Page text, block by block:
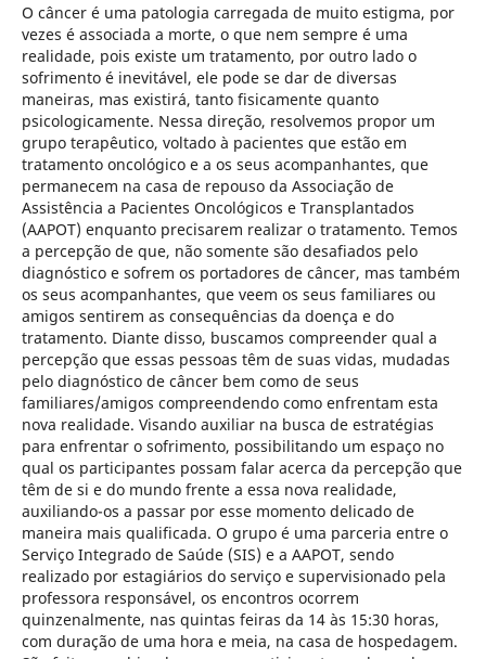
O câncer é uma patologia carregada de muito estigma, por
vezes é associada a morte, o que nem sempre é uma
realidade, pois existe um tratamento, por outro lado o
sofrimento é inevitável, ele pode se dar de diversas
maneiras, mas existirá, tanto fisicamente quanto
psicologicamente. Nessa direção, resolvemos propor um
grupo terapêutico, voltado à pacientes que estão em
tratamento oncológico e a os seus acompanhantes, que
permanecem na casa de repouso da Associação de
Assistência a Pacientes Oncológicos e Transplantados
(AAPOT) enquanto precisarem realizar o tratamento. Temos
a percepção de que, não somente são desafiados pelo
diagnóstico e sofrem os portadores de câncer, mas também
os seus acompanhantes, que veem os seus familiares ou
amigos sentirem as consequências da doença e do
tratamento. Diante disso, buscamos compreender qual a
percepção que essas pessoas têm de suas vidas, mudadas
pelo diagnóstico de câncer bem como de seus
familiares/amigos compreendendo como enfrentam esta
nova realidade. Visando auxiliar na busca de estratégias
para enfrentar o sofrimento, possibilitando um espaço no
qual os participantes possam falar acerca da percepção que
têm de si e do mundo frente a essa nova realidade,
auxiliando-os a passar por esse momento delicado de
maneira mais qualificada. O grupo é uma parceria entre o
Serviço Integrado de Saúde (SIS) e a AAPOT, sendo
realizado por estagiários do serviço e supervisionado pela
professora responsável, os encontros ocorrem
quinzenalmente, nas quintas feiras da 14 às 15:30 horas,
com duração de uma hora e meia, na casa de hospedagem.